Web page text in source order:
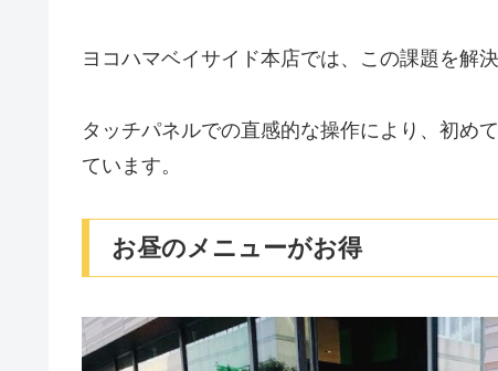
ヨコハマベイサイド本店では、この課題を解
タッチパネルでの直感的な操作により、初め
ています。
お昼のメニューがお得